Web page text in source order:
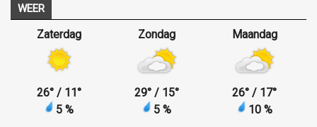
WEER
Zaterdag
26° / 11°
5 %
Zondag
29° / 15°
5 %
Maandag
26° / 17°
10 %